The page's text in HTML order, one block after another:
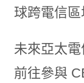
球跨電信區
未來亞太電
前往參與